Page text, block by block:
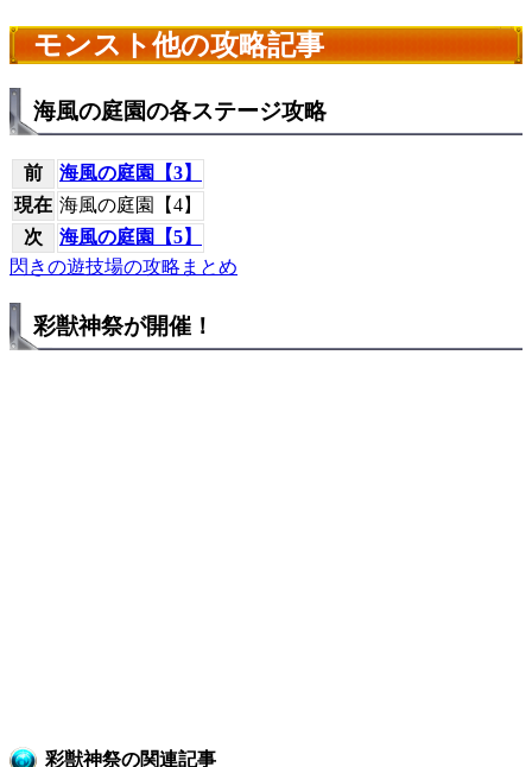
モンスト他の攻略記事
海風の庭園の各ステージ攻略
前
海風の庭園【3】
現在 海風の庭園【4】
次
海風の庭園【5】
閃きの遊技場の攻略まとめ
彩獣神祭が開催！
彩獣神祭の関連記事